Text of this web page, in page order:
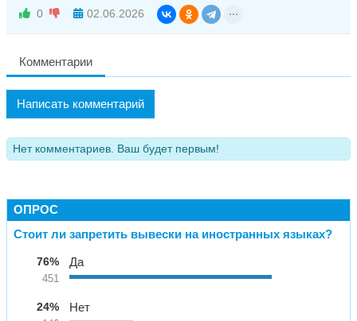
0 02.06.2026
Комментарии
Написать комментарий
Нет комментариев. Ваш будет первым!
ОПРОС
Стоит ли запретить вывески на иностранных языках?
76%
451
Да
24% Нет